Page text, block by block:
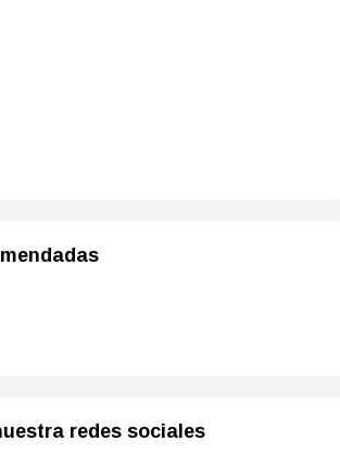
redes sociales